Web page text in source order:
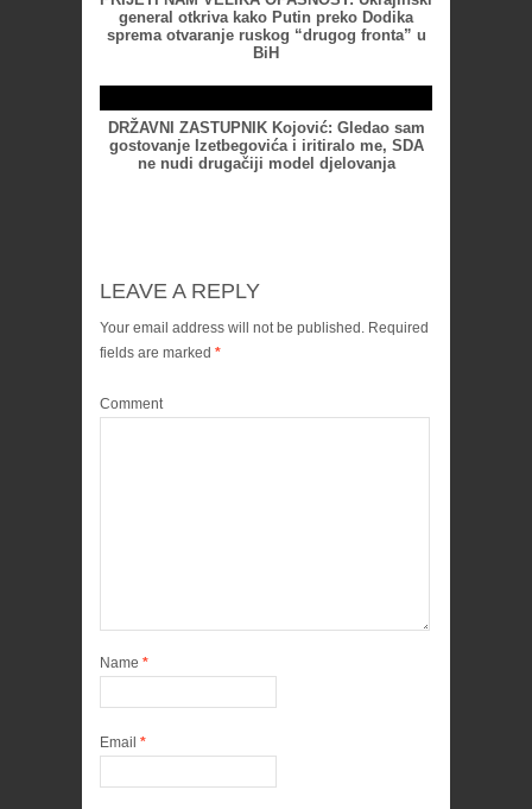
general otkriva kako Putin preko Dodika
sprema otvaranje ruskog “drugog fronta” u
BiH
DRŽAVNI ZASTUPNIK Kojović: Gledao sam
gostovanje Izetbegovića i iritiralo me, SDA
ne nudi drugačiji model djelovanja
LEAVE A REPLY
Your email address will not be published. Required
fields are marked *
Comment
Name *
Email *